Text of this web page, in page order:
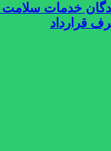
خدمات سلامت
قرارداد